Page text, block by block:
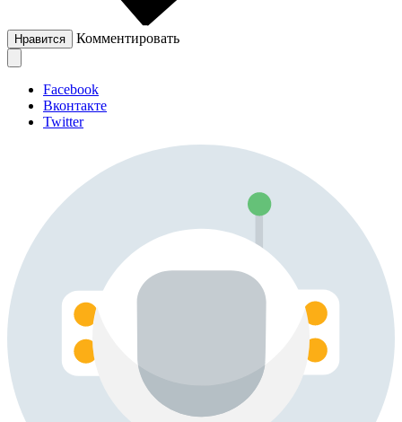
Нравится Комментировать
Facebook
Вконтакте
Twitter